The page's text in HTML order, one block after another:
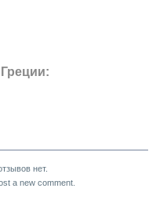
нет.
a new comment.